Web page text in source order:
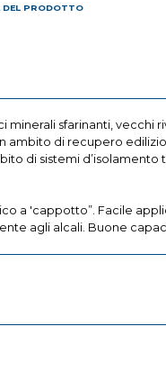
DEL PRODOTTO
sfarinanti, vecchi
ambito di recupero
di sistemi d’isolamento
a 'cappotto”. Facile
agli alcali. Buone